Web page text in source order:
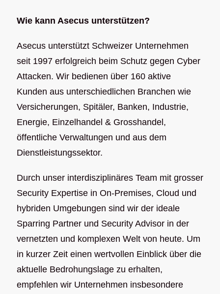
Wie kann Asecus unterstützen?
Asecus unterstützt Schweizer Unternehmen
seit 1997 erfolgreich beim Schutz gegen Cyber
Attacken. Wir bedienen über 160 aktive
Kunden aus unterschiedlichen Branchen wie
Versicherungen, Spitäler, Banken, Industrie,
Energie, Einzelhandel & Grosshandel,
öffentliche Verwaltungen und aus dem
Dienstleistungssektor.
Durch unser interdisziplinäres Team mit grosser
Security Expertise in On-Premises, Cloud und
hybriden Umgebungen sind wir der ideale
Sparring Partner und Security Advisor in der
vernetzten und komplexen Welt von heute. Um
in kurzer Zeit einen wertvollen Einblick über die
aktuelle Bedrohungslage zu erhalten,
empfehlen wir Unternehmen insbesondere